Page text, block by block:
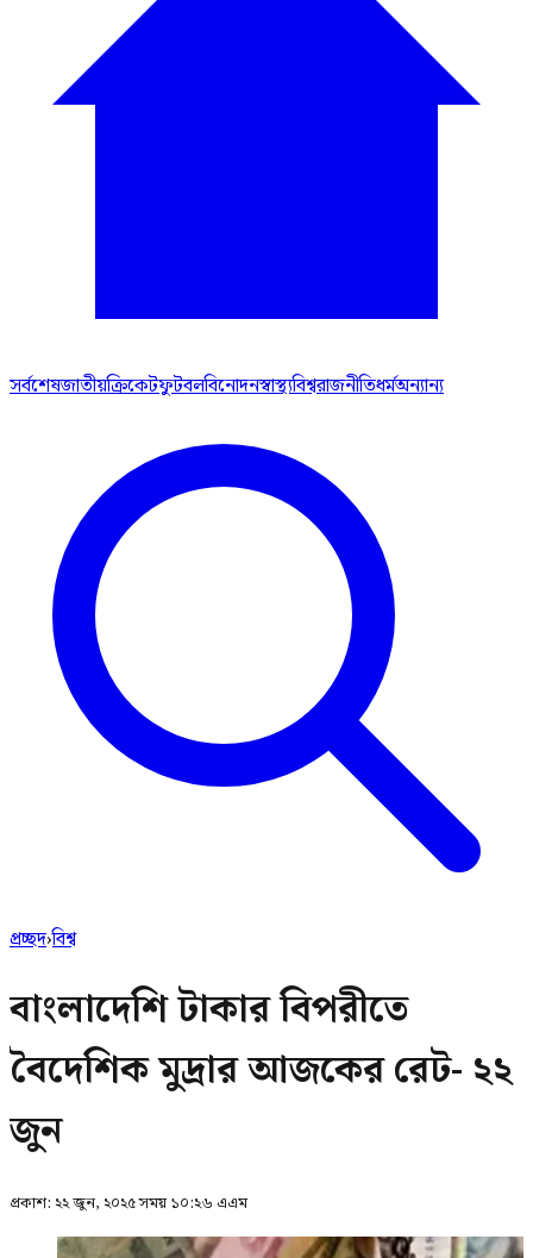
সর্বশেষজাতীয়ক্রিকেটফুটবলবিনোদনস্বাস্থ্যবিশ্বরাজনীতিধর্মঅন্যান্য
প্রচ্ছদ›বিশ্ব
বাংলাদেশি টাকার বিপরীতে
বৈদেশিক মুদ্রার আজকের রেট- ২২
জুন
প্রকাশ: ২২ জুন, ২০২৫ সময় ১০:২৬ এএম